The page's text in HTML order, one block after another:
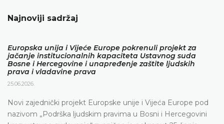
Najnoviji sadržaj
Europska unija i Vijeće Europe pokrenuli projekt za
jačanje institucionalnih kapaciteta Ustavnog suda
Bosne i Hercegovine i unapređenje zaštite ljudskih
prava i vladavine prava
25.06.2026.
Novi zajednički projekt Europske unije i Vijeća Europe pod
nazivom „Podrška ljudskim pravima u Bosni i Hercegovini